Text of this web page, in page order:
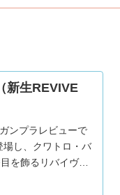
新生REVIVE
ンプラレビューで
し、クワトロ・バ
を飾るリバイヴ版